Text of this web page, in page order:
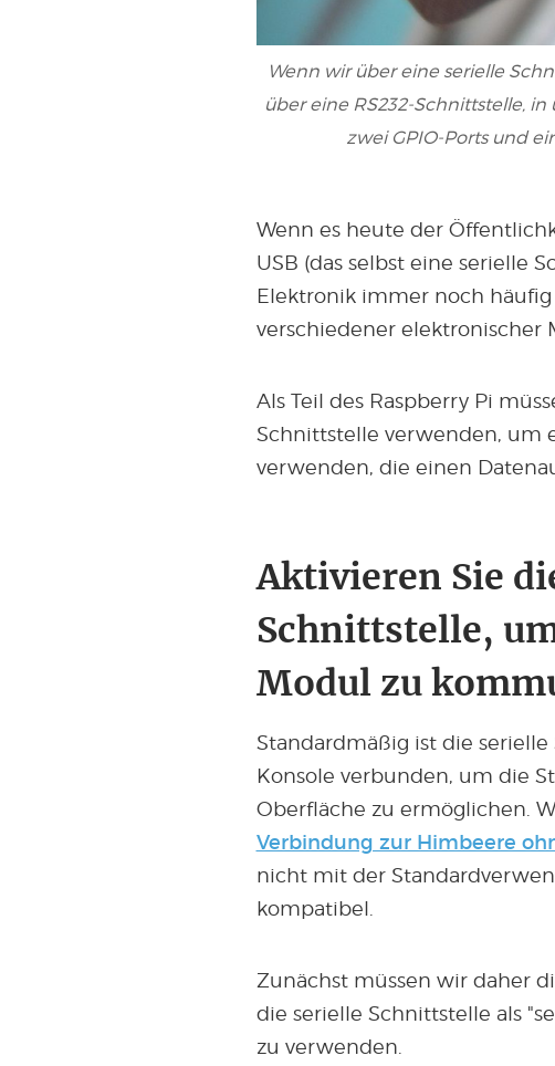
Wenn wir über eine serielle
über eine RS232-Schnittstelle,
zwei GPIO-Ports und
Wenn es heute der
USB (das selbst eine serielle
Elektronik immer noch
verschiedener elektronischer
Als Teil des Raspberry Pi
Schnittstelle verwenden, um
verwenden, die einen
Aktivieren Sie
Schnittstelle,
Modul zu
Standardmäßig ist die
Konsole verbunden, um die
Oberfläche zu ermöglichen.
Verbindung zur Himbeere
nicht mit der
kompatibel.
Zunächst müssen wir daher
die serielle Schnittstelle als
zu verwenden.